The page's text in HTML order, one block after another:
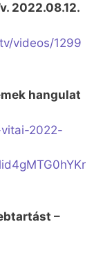
2022.08.12.
videos/1299
hangulat
2022-
–